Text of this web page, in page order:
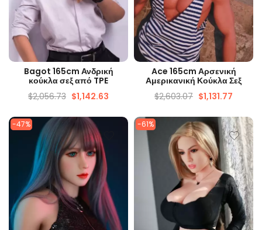
ΓΡΉΓΟΡΗ ΜΑΤΙΆ
Bagot 165cm Ανδρική
κούκλα σεξ από TPE
$2,056.73 $1,142.63
ΓΡΉΓΟΡΗ ΜΑΤΙΆ
Ace 165cm Αρσενική
Αμερικανική Κούκλα Σεξ
$2,603.07 $1,131.77
-47% -61%